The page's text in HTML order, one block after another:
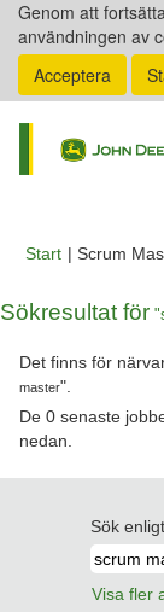
Genom att
användningen av
Acceptera
Start | Scrum
Sökresultat för
Det finns för
master".
De 0 senaste
nedan.
Sök
Visa fler